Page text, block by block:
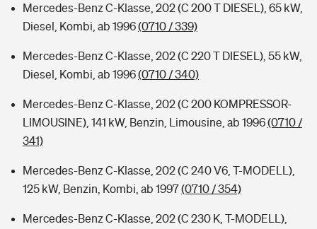
Mercedes-Benz C-Klasse, 202 (C 200 T DIESEL), 65 kW,
Diesel, Kombi, ab 1996(0710 / 339)
Mercedes-Benz C-Klasse, 202 (C 220 T DIESEL), 55 kW,
Diesel, Kombi, ab 1996(0710 / 340)
Mercedes-Benz C-Klasse, 202 (C 200 KOMPRESSOR-
LIMOUSINE), 141 kW, Benzin, Limousine, ab 1996(0710 /
341)
Mercedes-Benz C-Klasse, 202 (C 240 V6, T-MODELL),
125 kW, Benzin, Kombi, ab 1997(0710 / 354)
Mercedes-Benz C-Klasse, 202 (C 230 K, T-MODELL),